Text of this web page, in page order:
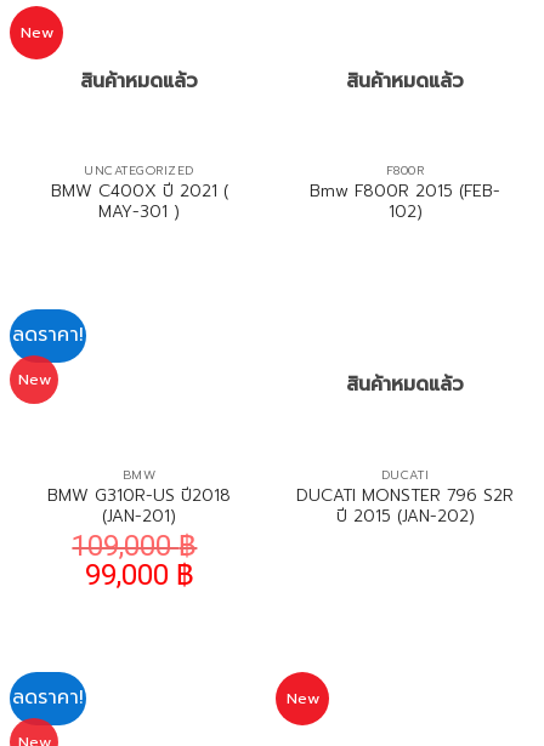
New
สินค้าหมดแล้ว
UNCATEGORIZED
BMW C400X ปี 2021 (
MAY-301 )
สินค้าหมดแล้ว
F800R
Bmw F800R 2015 (FEB-
102)
ลดราคา!
New
BMW
BMW G310R-US ปี2018
(JAN-201)
109,000฿
99,000 ฿
สินค้าหมดแล้ว
DUCATI
DUCATI MONSTER 796 S2R
ปี 2015 (JAN-202)
ลดราคา! New